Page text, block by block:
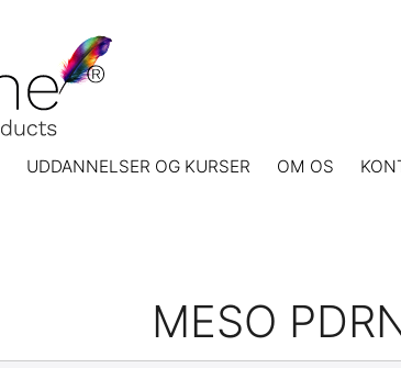
UDDANNELSER OG KURSER OM OS
MESO